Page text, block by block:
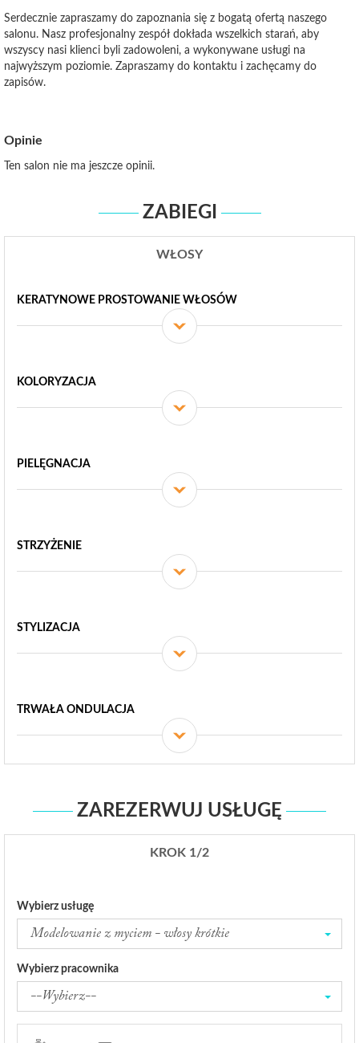
Serdecznie zapraszamy do zapoznania się z bogatą ofertą naszego
salonu. Nasz profesjonalny zespół dokłada wszelkich starań, aby
wszyscy nasi klienci byli zadowoleni, a wykonywane usługi na
najwyższym poziomie. Zapraszamy do kontaktu i zachęcamy do
zapisów.
Opinie
Ten salon nie ma jeszcze opinii.
ZABIEGI
WŁOSY
KERATYNOWE PROSTOWANIE WŁOSÓW
KOLORYZACJA
PIELĘGNACJA
STRZYŻENIE
STYLIZACJA
TRWAŁA ONDULACJA
ZAREZERWUJ USŁUGĘ
KROK 1/2
Wybierz usługę
Modelowanie z myciem - włosy krótkie
Wybierz pracownika
--Wybierz--